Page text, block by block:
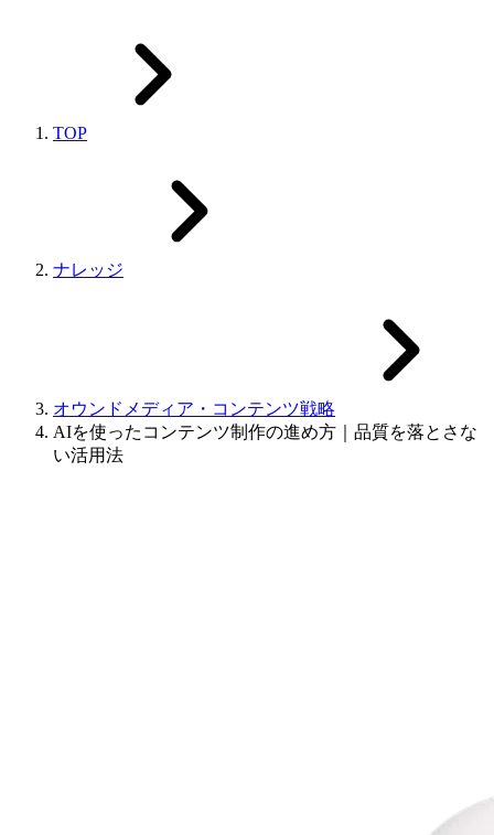
TOP
ナレッジ
オウンドメディア・コンテンツ戦略
AIを使ったコンテンツ制作の進め方｜品質を落とさな
い活用法